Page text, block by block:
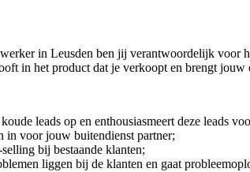
in Leusden ben jij verantwoordelijk voor
in het product dat je verkoopt en brengt
leads op en enthousiasmeert deze leads
in voor jouw buitendienst partner;
selling bij bestaande klanten;
liggen bij de klanten en gaat